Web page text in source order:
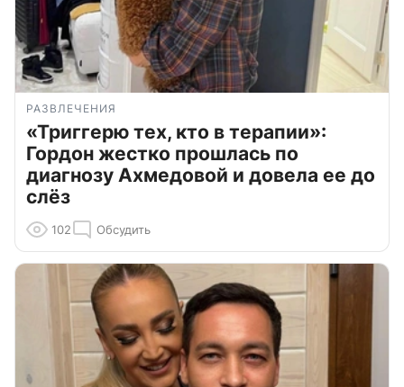
РАЗВЛЕЧЕНИЯ
«Триггерю тех, кто в терапии»:
Гордон жестко прошлась по
диагнозу Ахмедовой и довела ее до
слёз
102 Обсудить